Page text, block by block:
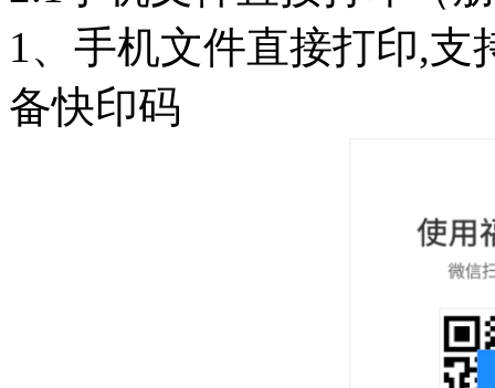
1、手机文件直接打印,支
备快印码